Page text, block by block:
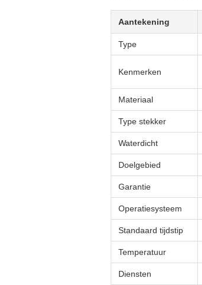
Aantekening
Type
Kenmerken
Materiaal
Type stekker
Waterdicht
Doelgebied
Garantie
Operatiesysteem
Standaard tijdstip
Temperatuur
Diensten